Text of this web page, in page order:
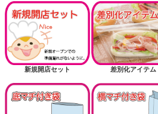
新規開店セット 差別化アイテム